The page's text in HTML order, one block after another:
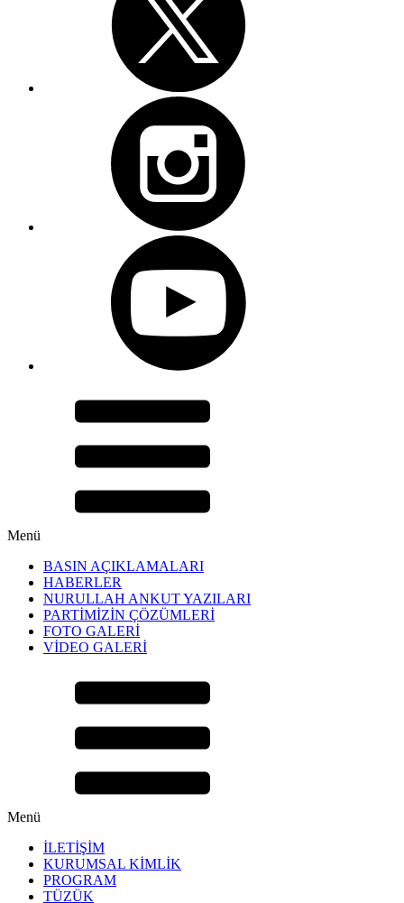
Menü
BASIN AÇIKLAMALARI
HABERLER
NURULLAH ANKUT YAZILARI
PARTİMİZİN ÇÖZÜMLERİ
FOTO GALERİ
VİDEO GALERİ
Menü
İLETİŞİM
KURUMSAL KİMLİK
PROGRAM
TÜZÜK